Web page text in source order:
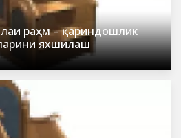
раҳм – қариндошлик
яхшилаш